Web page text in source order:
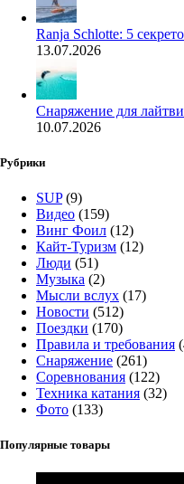
Ranja Schlotte: 5
13.07.2026
Снаряжение для
10.07.2026
Рубрики
SUP(9)
Видео (159)
Винг Фоил (12)
Кайт-Туризм (12)
Люди (51)
Музыка (2)
Мысли вслух (17)
Новости (512)
Поездки (170)
Правила и требования
Снаряжение (261)
Соревнования (122)
Техника катания (32)
Фото (133)
Популярные товары